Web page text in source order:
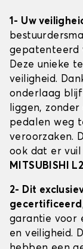
1- Uw
gepatenteerd
Deze unieke
veiligheid.
onderlaag
liggen,
pedalen weg
veroorzaken.
ook dat er
MITSUBISHI
2- Dit
gecertificeerd
garantie voor
en veiligheid.